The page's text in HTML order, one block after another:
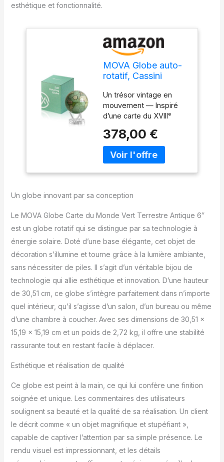
esthétique et fonctionnalité.
MOVA Globe auto-
rotatif, Cassini
Signature (6")
Un trésor vintage en
mouvement — Inspiré
d’une carte du XVIIIᵉ
voyages du capitaine
James Cook, ce globe
présente des océans
de l’écliptique ajoute une
rappelant la manière
dont les explorateurs
suivaient autrefois le
parcours du Soleil.
Rotation autonome
grâce à la lumière —
Utilisant la lumière
ambiante et le champ
magnétique terrestre, le
globe tourne
piles ni câbles. Un fluide
interne à faible friction
continu et parfaitement
ou votre étagère.
Fabrication haut de
gamme et mouvement
fluide — Le globe
intérieur suspendu dans
un fluide tourne à
l’intérieur d’une coque
378,00 €
Un globe innovant par sa conception
Le MOVA Globe Carte du Monde Vert Terrestre Antique 6″
est un globe rotatif qui se distingue par sa technologie à
énergie solaire. Doté d’une base élégante, cet objet de
décoration s’illumine et tourne grâce à la lumière ambiante,
sans nécessiter de piles. Il s’agit d’un véritable bijou de
technologie qui allie esthétique et innovation. D’une hauteur
de 30,51 cm, ce globe s’intègre parfaitement dans n’importe
quel intérieur, qu’il s’agisse d’un salon, d’un bureau ou même
d’une chambre à coucher. Avec ses dimensions de 30,51 x
15,19 x 15,19 cm et un poids de 2,72 kg, il offre une stabilité
rassurante tout en restant facile à déplacer.
Esthétique et réalisation de qualité
Ce globe est peint à la main, ce qui lui confère une finition
soignée et unique. Les commentaires des utilisateurs
soulignent sa beauté et la qualité de sa réalisation. Un client
le décrit comme « un objet magnifique et stupéfiant »,
capable de captiver l’attention par sa simple présence. Le
rendu visuel est impressionnant, et les détails